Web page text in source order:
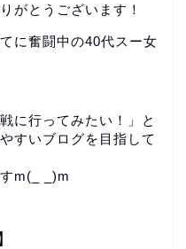
がとうございます！
に奮闘中の40代スー女
に行ってみたい！」と
すいブログを目指して
m(_ _)m